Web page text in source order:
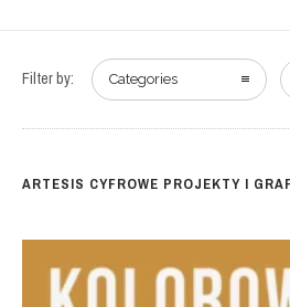
Filter by: Categories
ARTESIS CYFROWE PROJEKTY I